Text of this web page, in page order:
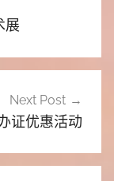
展
Next Post
证优惠活动